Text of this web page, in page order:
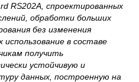
RS202A, спроектированных
обработки больших
без изменения
в составе
получить
устойчивую и
данных, построенную на